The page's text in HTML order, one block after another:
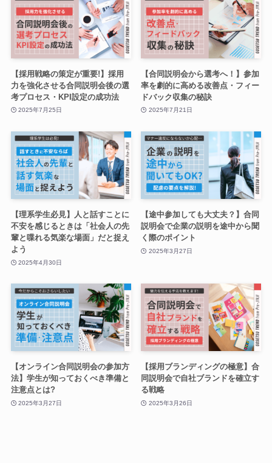
【採用戦略の策定が重要!】採用
力を強化させる合同説明会後の選
考プロセス・KPI設定の成功法
2025年7月25日
【合同説明会から選考へ！】参加
率を劇的に高める改善点・フィー
ドバック収集の秘訣
2025年7月21日
【理系学生必見】人と話すことに
不安を感じるときは「社会人の先
輩と喋れる気楽な場面」だと捉え
よう
2025年4月30日
【途中参加しても大丈夫？】合同
説明会で企業の説明を途中から聞
く際のポイント
2025年3月27日
【オンライン合同説明会の参加方
法】学生が知っておくべき準備と
注意点とは?
2025年3月27日
【採用ブランディングの極意】合
同説明会で自社ブランドを確立す
る戦略
2025年3月26日